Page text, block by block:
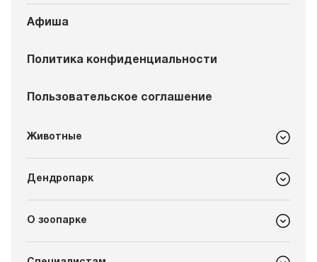
Афиша
Политика конфиденциальности
Пользовательское соглашение
Животные
Дендропарк
О зоопарке